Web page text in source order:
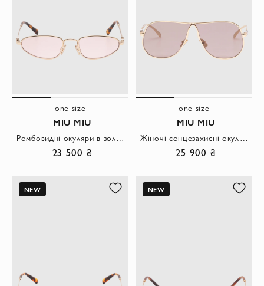
one size
MIU MIU
23 500 ₴
one size
MIU MIU
25 900 ₴
NEW NEW